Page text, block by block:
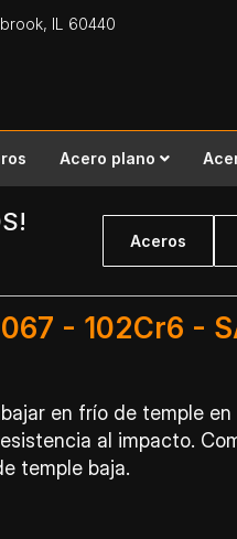
IL 60440
Acero plano
Aceros
- 102Cr6 -
en frío de temple
al impacto.
temple baja.